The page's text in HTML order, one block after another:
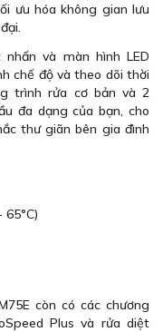
ưu hóa không gian lưu
và màn hình LED
chế độ và theo dõi thời
trình rửa cơ bản và 2
đa dạng của bạn, cho
thư giãn bên gia đình
còn có các chương
Plus và rửa diệt